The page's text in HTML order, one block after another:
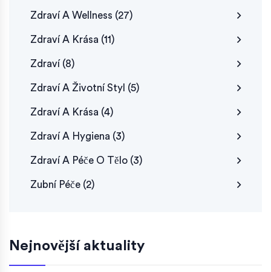
Zdraví A Wellness (27)
Zdraví A Krása (11)
Zdraví (8)
Zdraví A Životní Styl (5)
Zdraví A Krása (4)
Zdraví A Hygiena (3)
Zdraví A Péče O Tělo (3)
Zubní Péče (2)
Nejnovější aktuality